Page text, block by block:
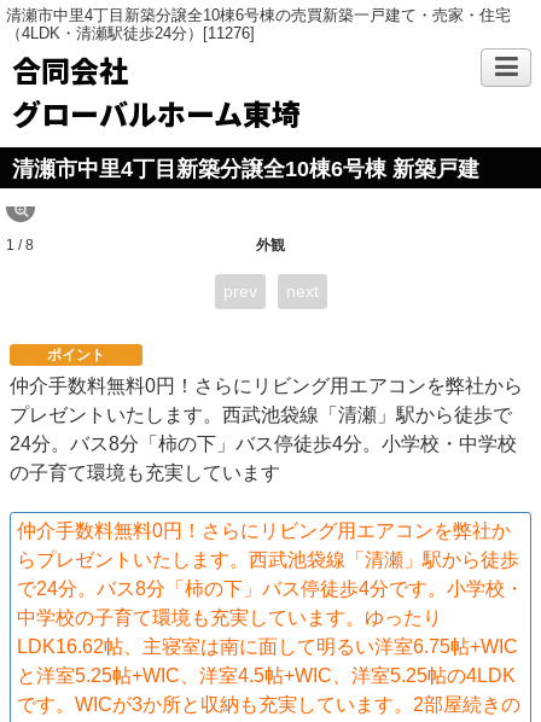
清瀬市中里4丁目新築分譲全10棟6号棟の売買新築一戸建て・売家・住宅
（4LDK・清瀬駅徒歩24分）[11276]
合同会社
グローバルホーム東埼
清瀬市中里4丁目新築分譲全10棟6号棟 新築戸建
外観
1 / 8
prev next
ポイント
仲介手数料無料0円！さらにリビング用エアコンを弊社から
プレゼントいたします。西武池袋線「清瀬」駅から徒歩で
24分。バス8分「柿の下」バス停徒歩4分。小学校・中学校
の子育て環境も充実しています
仲介手数料無料0円！さらにリビング用エアコンを弊社か
らプレゼントいたします。西武池袋線「清瀬」駅から徒歩
で24分。バス8分「柿の下」バス停徒歩4分です。小学校・
中学校の子育て環境も充実しています。ゆったり
LDK16.62帖、主寝室は南に面して明るい洋室6.75帖+WIC
と洋室5.25帖+WIC、洋室4.5帖+WIC、洋室5.25帖の4LDK
です。WICが3か所と収納も充実しています。2部屋続きの